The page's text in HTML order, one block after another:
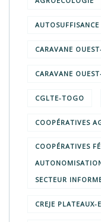
CARAVANE
CARAVANE
CGLTE-TOGO
COOPÉRATIVES
COOPÉRATIVES
SECTEUR
CREJE PLATEAUX-